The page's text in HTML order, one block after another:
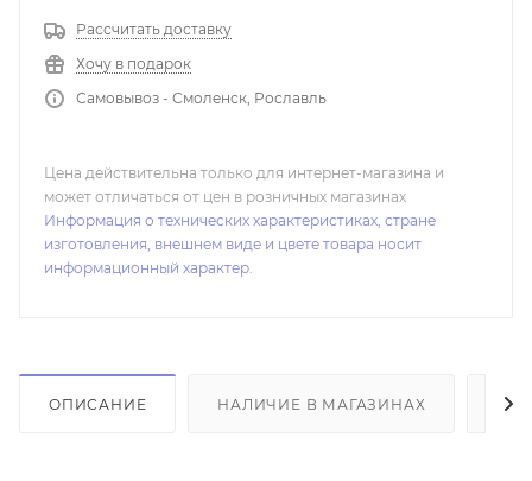
Рассчитать доставку
Хочу в подарок
Самовывоз - Смоленск, Рославль
Цена действительна только для интернет-магазина и
может отличаться от цен в розничных магазинах
Информация о технических характеристиках, стране
изготовления, внешнем виде и цвете товара носит
информационный характер.
ОПИСАНИЕ НАЛИЧИЕ В МАГАЗИНАХ